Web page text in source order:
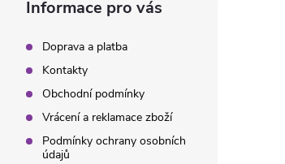
Informace pro vás
Doprava a platba
Kontakty
Obchodní podmínky
Vrácení a reklamace zboží
Podmínky ochrany osobních
údajů